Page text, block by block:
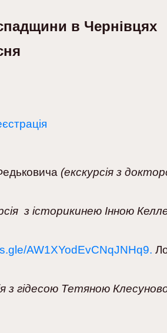
в Чернівцях
(екскурсія з
з історикинею Інною
AW1XYodEvCNqJNHq9.
з гідесою Тетяною